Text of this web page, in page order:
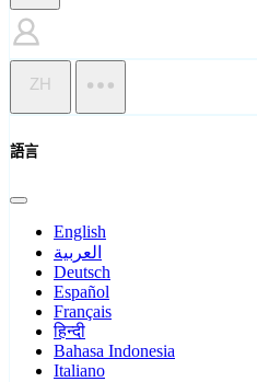
ZH
語言
English
العربية
Deutsch
Español
Français
हिन्दी
Bahasa Indonesia
Italiano